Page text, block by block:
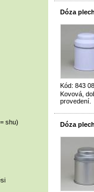
shu)
Dóza
Kód: 843
Kovová,
provedení.
Dóza